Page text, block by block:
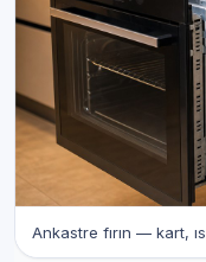
Ankastre fırın — kart,